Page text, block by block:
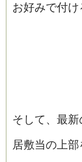
お好みで付け
そして、最新
居敷当の上